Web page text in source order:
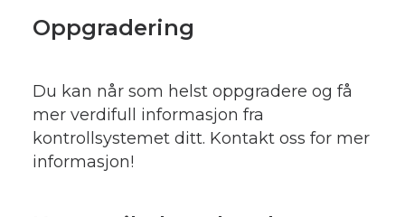
Oppgradering
Du kan når som helst oppgradere og få
mer verdifull informasjon fra
kontrollsystemet ditt. Kontakt oss for mer
informasjon!